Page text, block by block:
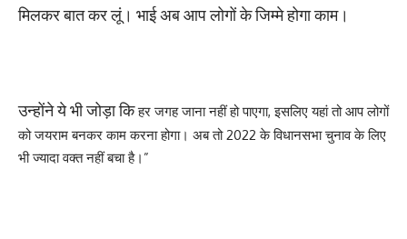
मिलकर बात कर लूं। भाई अब आप लोगों के जिम्मे होगा काम।
उन्होंने ये भी जोड़ा किहर जगह जाना नहीं हो पाएगा, इसलिए यहां तो आप लोगों
को जयराम बनकर काम करना होगा। अब तो 2022 के विधानसभा चुनाव के लिए
भी ज्यादा वक्त नहीं बचा है।”